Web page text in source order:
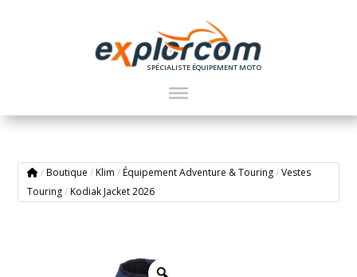
SPÉCIALISTE ÉQUIPEMENT MOTO
/ Boutique / Klim / Équipement Adventure & Touring / Vestes
Touring / Kodiak Jacket 2026